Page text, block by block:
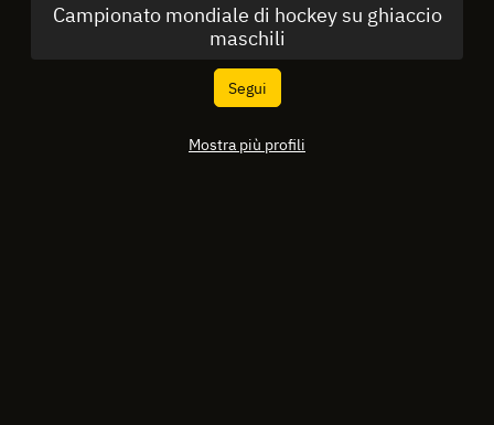
Campionato mondiale di hockey su ghiaccio
maschili
Segui
Mostra più profili